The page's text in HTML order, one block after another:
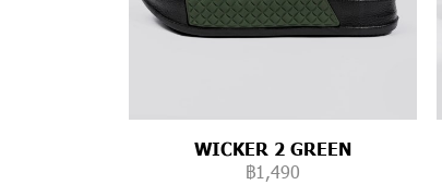
WICKER 2 GREEN
฿1,490